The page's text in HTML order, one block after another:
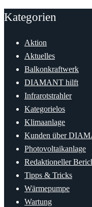
Kategorien
Aktion
Aktuelles
Balkonkraftwerk
DIAMANT hilft
Infrarotstrahler
Kategorielos
Klimaanlage
Kunden über
Photovoltaikanlage
Redaktioneller
Tipps & Tricks
Wärmepumpe
Wartung